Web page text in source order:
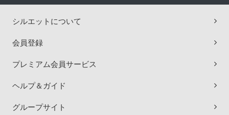
シルエットについて
会員登録
プレミアム会員サービス
ヘルプ＆ガイド
グループサイト